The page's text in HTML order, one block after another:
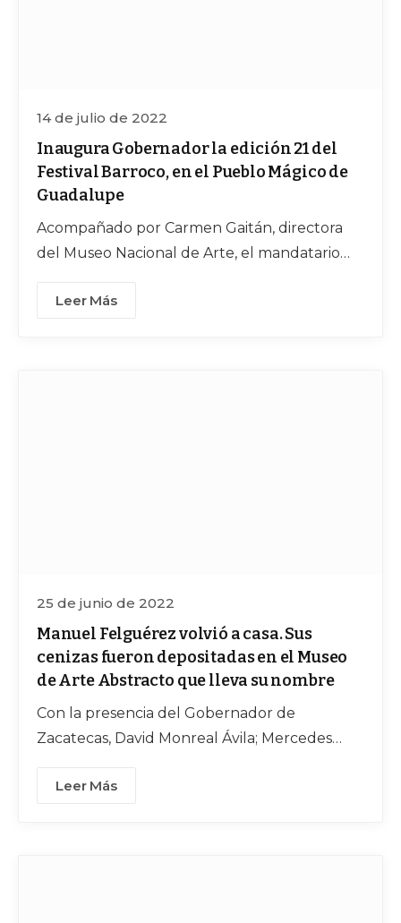
14 de julio de 2022
Inaugura Gobernador la edición 21 del
Festival Barroco, en el Pueblo Mágico de
Guadalupe
Acompañado por Carmen Gaitán, directora
del Museo Nacional de Arte, el mandatario
magno evento
Leer Más
25 de junio de 2022
Manuel Felguérez volvió a casa. Sus
cenizas fueron depositadas en el Museo
de Arte Abstracto que lleva su nombre
Con la presencia del Gobernador de
Zacatecas, David Monreal Ávila; Mercedes
Lucina Jiménez López, directora general
Leer Más